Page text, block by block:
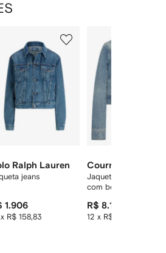
Ralph Lauren
jeans
1.906
R$ 158,83
Courrèges
Jaqueta jeans
com bordado
R$ 8.181
12 x R$ 681,75